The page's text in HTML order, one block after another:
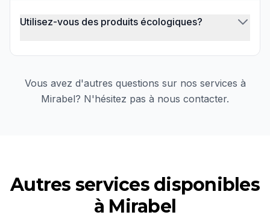
Utilisez-vous des produits écologiques?
Vous avez d'autres questions sur nos services à
Mirabel? N'hésitez pas à nous contacter.
Autres services disponibles
à Mirabel